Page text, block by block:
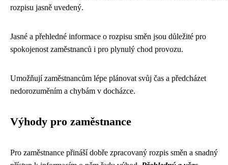
rozpisu jasně uvedený.
Jasné a přehledné informace o rozpisu směn jsou důležité pro
spokojenost zaměstnanců i pro plynulý chod provozu.
Umožňují zaměstnancům lépe plánovat svůj čas a předcházet
nedorozuměním a chybám v docházce.
Výhody pro zaměstnance
Pro zaměstnance přináší dobře zpracovaný rozpis směn a snadný